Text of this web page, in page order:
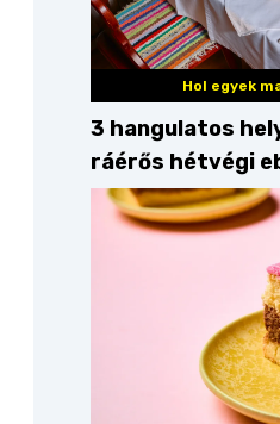
Hol egyek
3 hangulatos
ráérős hétvégi